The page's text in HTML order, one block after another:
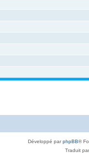
Développé parphpBB®
Traduit